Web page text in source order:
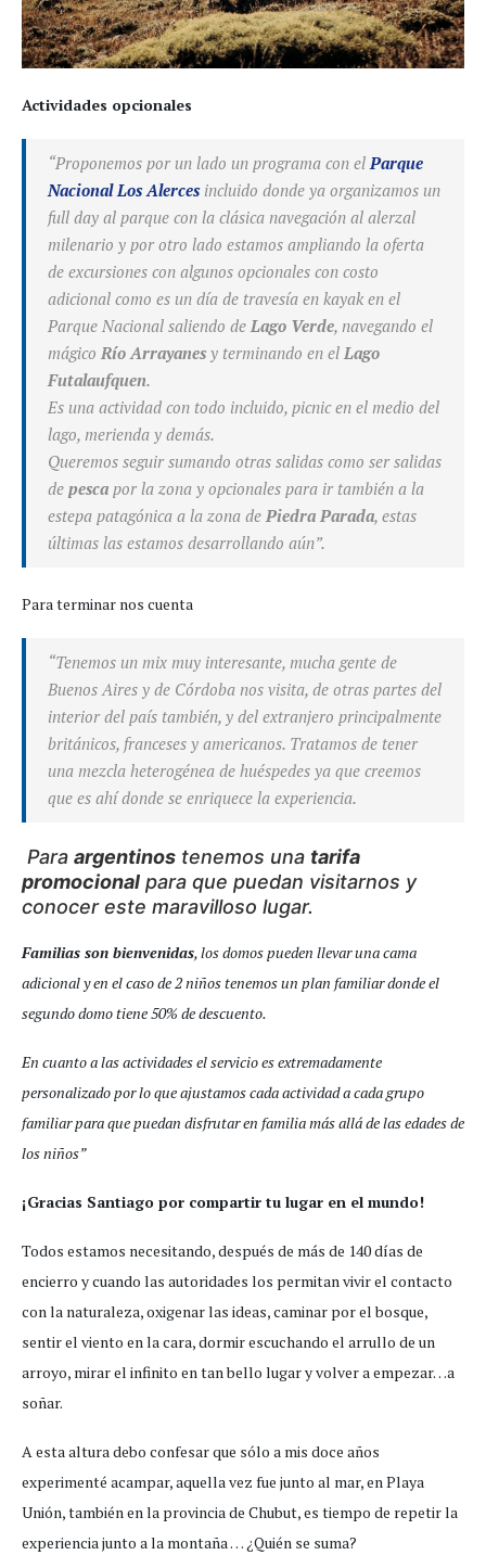
Actividades opcionales
“Proponemos por un lado un programa con el Parque
Nacional Los Alercesincluido donde ya organizamos un
full day al parque con la clásica navegación al alerzal
milenario y por otro lado estamos ampliando la oferta
de excursiones con algunos opcionales con costo
adicional como es un día de travesía en kayak en el
Parque Nacional saliendo de Lago Verde, navegando el
mágico Río Arrayanes y terminando en el Lago
Futalaufquen.
Es una actividad con todo incluido, picnic en el medio del
lago, merienda y demás.
Queremos seguir sumando otras salidas como ser salidas
de pesca por la zona y opcionales para ir también a la
estepa patagónica a la zona de Piedra Parada, estas
últimas las estamos desarrollando aún”.
Para terminar nos cuenta
“Tenemos un mix muy interesante, mucha gente de
Buenos Aires y de Córdoba nos visita, de otras partes del
interior del país también, y del extranjero principalmente
británicos, franceses y americanos. Tratamos de tener
una mezcla heterogénea de huéspedes ya que creemos
que es ahí donde se enriquece la experiencia.
Para argentinos tenemos una tarifa
promocional para que puedan visitarnos y
conocer este maravilloso lugar.
Familias son bienvenidas, los domos pueden llevar una cama
adicional y en el caso de 2 niños tenemos un plan familiar donde el
segundo domo tiene 50% de descuento.
En cuanto a las actividades el servicio es extremadamente
personalizado por lo que ajustamos cada actividad a cada grupo
familiar para que puedan disfrutar en familia más allá de las edades de
los niños”
¡Gracias Santiago por compartir tu lugar en el mundo!
Todos estamos necesitando, después de más de 140 días de
encierro y cuando las autoridades los permitan vivir el contacto
con la naturaleza, oxigenar las ideas, caminar por el bosque,
sentir el viento en la cara, dormir escuchando el arrullo de un
arroyo, mirar el infinito en tan bello lugar y volver a empezar…a
soñar.
A esta altura debo confesar que sólo a mis doce años
experimenté acampar, aquella vez fue junto al mar, en Playa
Unión, también en la provincia de Chubut, es tiempo de repetir la
experiencia junto a la montaña … ¿Quién se suma?